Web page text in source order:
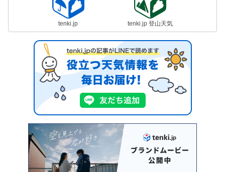
tenki.jp tenki.jp 登山天気